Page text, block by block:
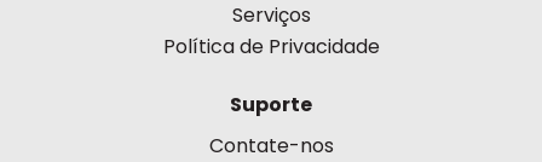
Serviços
Política de Privacidade
Suporte
Contate-nos